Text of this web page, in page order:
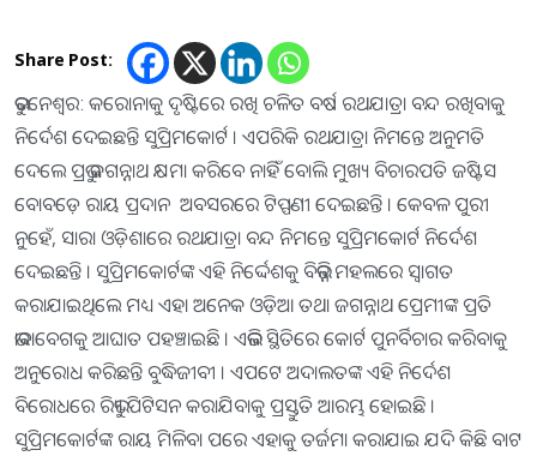
Share Post:
ଭୁବନେଶ୍ବର: କରୋନାକୁ ଦୃଷ୍ଟିରେ ରଖି ଚଳିତ ବର୍ଷ ରଥଯାତ୍ରା ବନ୍ଦ ରଖିବାକୁ
ନିର୍ଦେଶ ଦେଇଛନ୍ତି ସୁପ୍ରିମକୋର୍ଟ । ଏପରିକି ରଥଯାତ୍ରା ନିମନ୍ତେ ଅନୁମତି
ଦେଲେ ପ୍ରଭୁ ଜଗନ୍ନାଥ କ୍ଷମା କରିବେ ନାହିଁ ବୋଲି ମୁଖ୍ୟ ବିଚାରପତି ଜଷ୍ଟିସ
ବୋବଡ଼େ ରାୟ ପ୍ରଦାନ ଅବସରରେ ଟିପ୍ପଣୀ ଦେଇଛନ୍ତି । କେବଳ ପୁରୀ
ନୁହେଁ, ସାରା ଓଡ଼ିଶାରେ ରଥଯାତ୍ରା ବନ୍ଦ ନିମନ୍ତେ ସୁପ୍ରିମକୋର୍ଟ ନିର୍ଦେଶ
ଦେଇଛନ୍ତି । ସୁପ୍ରିମକୋର୍ଟଙ୍କ ଏହି ନିର୍ଦ୍ଦେଶକୁ ବିଭିନ୍ନ ମହଲରେ ସ୍ୱାଗତ
କରାଯାଇଥିଲେ ମଧ୍ୟ ଏହା ଅନେକ ଓଡ଼ିଆ ତଥା ଜଗନ୍ନାଥ ପ୍ରେମୀଙ୍କ ପ୍ରତି
ଭାବାବେଗକୁ ଆଘାତ ପହଞ୍ଚାଇଛି । ଏଭଳି ସ୍ଥିତିରେ କୋର୍ଟ ପୁନର୍ବିଚାର କରିବାକୁ
ଅନୁରୋଧ କରିଛନ୍ତି ବୁଦ୍ଧିଜୀବୀ । ଏପଟେ ଅଦାଲତଙ୍କ ଏହି ନିର୍ଦେଶ
ବିରୋଧରେ ରିଭ୍ୟୁ ପିଟିସନ କରାଯିବାକୁ ପ୍ରସ୍ତୁତି ଆରମ୍ଭ ହୋଇଛି ।
ସୁପ୍ରିମକୋର୍ଟଙ୍କ ରାୟ ମିଳିବା ପରେ ଏହାକୁ ତର୍ଜମା କରାଯାଇ ଯଦି କିଛି ବାଟ